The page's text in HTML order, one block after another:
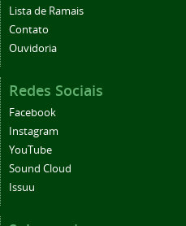
Lista de Ramais
Contato
Ouvidoria
Redes Sociais
Facebook
Instagram
YouTube
Sound Cloud
Issuu